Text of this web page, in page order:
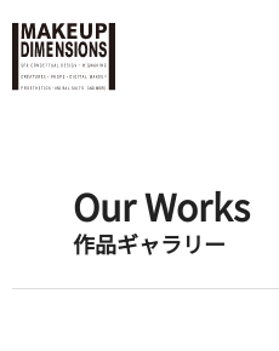
Our Works
作品ギャラリー